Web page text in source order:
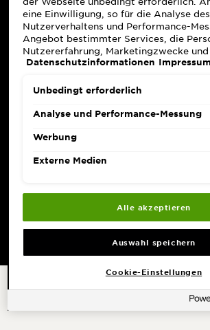
eine Einwilligung, so für die Analyse des
Nutzerverhaltens und Performance-
Angebot bestimmter Services, die
Nutzererfahrung, Marketingzwecke
externer Medien. Nicht unbedingt
abgelehnt ("Ohne Einwilligung
sind ebenfalls möglich und speicherbar
speichern"). Die Auswahl kann
"Cookie-Einstellungen" angepasst
Informationen s. unsere
Datenschutzinformationen Impressum
Unbedingt erforderlich
Analyse und Performance-Messung
Werbung
Externe Medien
Alle akzeptieren
Auswahl speichern
Cookie-Einstellungen